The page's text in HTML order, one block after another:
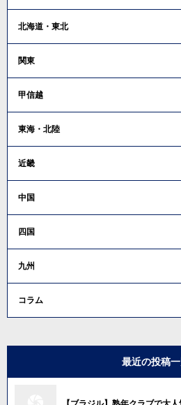
北海道・東北
関東
甲信越
東海・北陸
近畿
中国
四国
九州
コラム
最近の投稿